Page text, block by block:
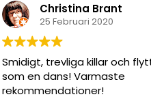
Christina Brant
25 Februari 2020
Smidigt, trevliga killar och
som en dans! Varmaste
rekommendationer!